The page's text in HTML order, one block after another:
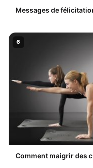
Messages de
6